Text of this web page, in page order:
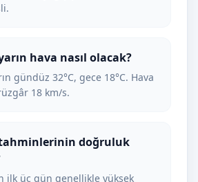
hava nasıl olacak?
gündüz 32°C, gece 18°C. Hava
18 km/s.
tahminlerinin doğruluk
ilk üç gün genellikle yüksek